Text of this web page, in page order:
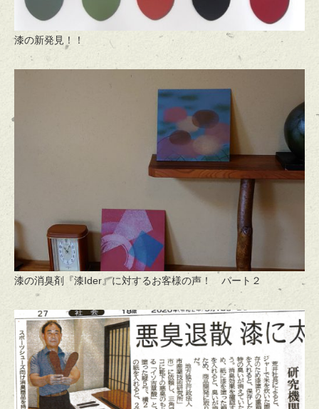
漆の新発見！！
漆の消臭剤『漆Ider』に対するお客様の声！ パート２